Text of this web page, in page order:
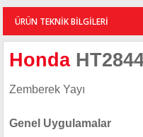
ÜRÜN TEKNİK BİLGİLERİ
Honda
Zemberek Yayı
Genel Uygulamalar